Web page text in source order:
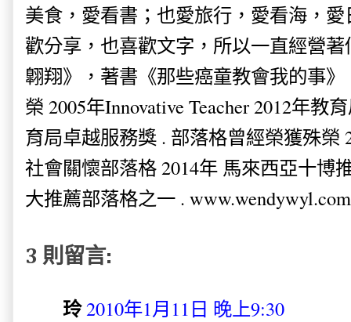
美食，愛看書；也愛旅行，愛看海，
歡分享，也喜歡文字，所以一直經營
翺翔》，著書《那些癌童教會我的事
榮 2005年Innovative Teacher 2012年教
育局卓越服務獎 . 部落格曾經榮獲殊榮
社會關懷部落格 2014年 馬來西亞十博
大推薦部落格之一 . www.wendywyl.com
3 則留言:
玲2010年1月11日 晚上9:30